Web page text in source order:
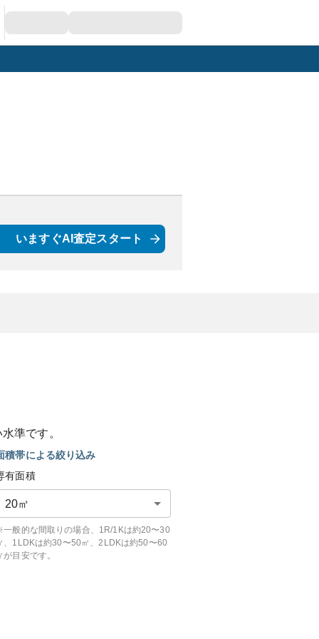
いますぐAI査定スタート
水準です。
積帯による絞り込み
有面積
20㎡
般的な間取りの場合、1R/1Kは約20〜30
、1LDKは約30〜50㎡、2LDKは約50〜60
が目安です。